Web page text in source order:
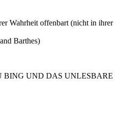
Wahrheit offenbart (nicht in ihrer
Barthes)
UND DAS UNLESBARE